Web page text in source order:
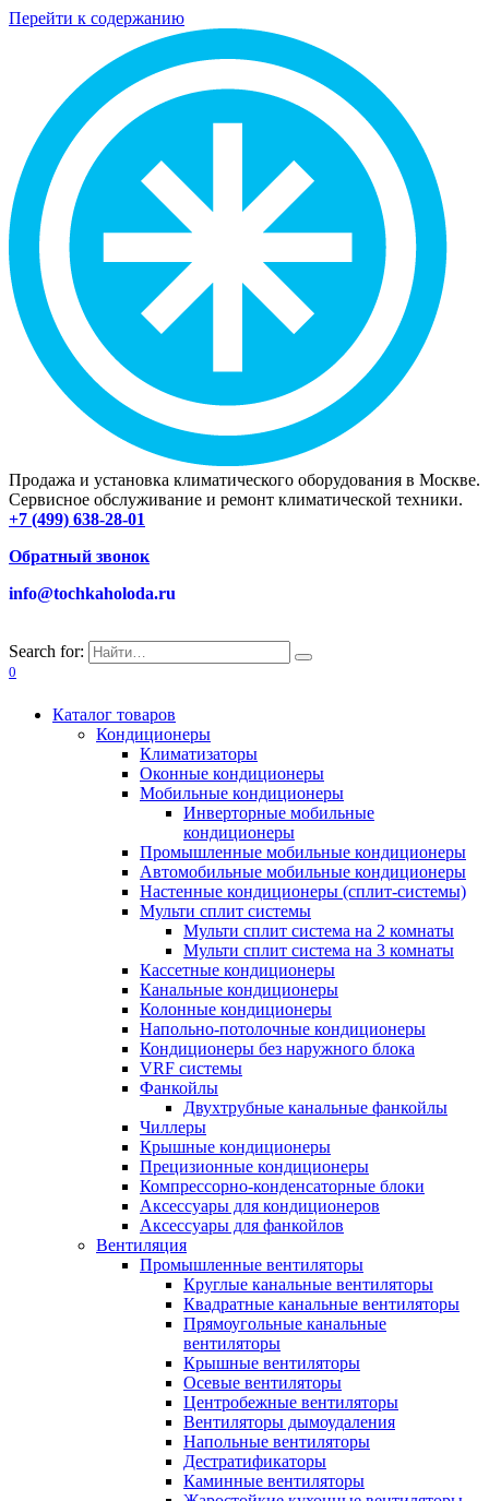
Перейти к содержанию
Продажа и установка климатического оборудования в Москве.
Сервисное обслуживание и ремонт климатической техники.
+7 (499) 638-28-01
Обратный звонок
info@tochkaholoda.ru
Search for:
0
Каталог товаров
Кондиционеры
Климатизаторы
Оконные кондиционеры
Мобильные кондиционеры
Инверторные мобильные
кондиционеры
Промышленные мобильные кондиционеры
Автомобильные мобильные кондиционеры
Настенные кондиционеры (сплит-системы)
Мульти сплит системы
Мульти сплит система на 2 комнаты
Мульти сплит система на 3 комнаты
Кассетные кондиционеры
Канальные кондиционеры
Колонные кондиционеры
Напольно-потолочные кондиционеры
Кондиционеры без наружного блока
VRF системы
Фанкойлы
Двухтрубные канальные фанкойлы
Чиллеры
Крышные кондиционеры
Прецизионные кондиционеры
Компрессорно-конденсаторные блоки
Аксессуары для кондиционеров
Аксессуары для фанкойлов
Вентиляция
Промышленные вентиляторы
Круглые канальные вентиляторы
Квадратные канальные вентиляторы
Прямоугольные канальные
вентиляторы
Крышные вентиляторы
Осевые вентиляторы
Центробежные вентиляторы
Вентиляторы дымоудаления
Напольные вентиляторы
Дестратификаторы
Каминные вентиляторы